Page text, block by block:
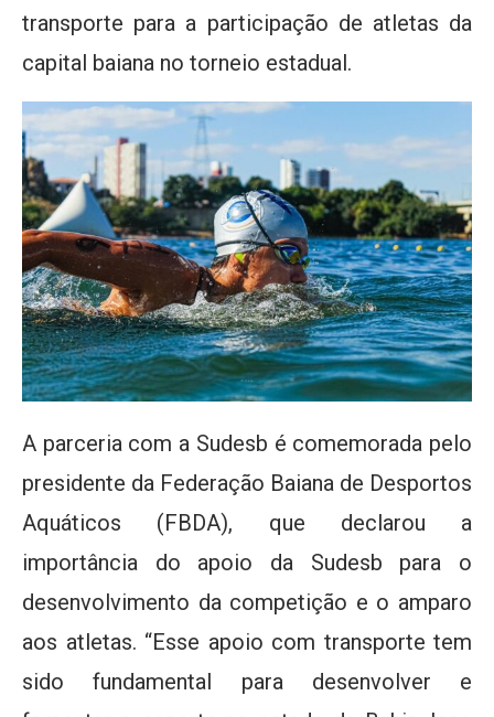
transporte para a participação de atletas da
capital baiana no torneio estadual.
A parceria com a Sudesb é comemorada pelo
presidente da Federação Baiana de Desportos
Aquáticos (FBDA), que declarou a
importância do apoio da Sudesb para o
desenvolvimento da competição e o amparo
aos atletas. “Esse apoio com transporte tem
sido fundamental para desenvolver e